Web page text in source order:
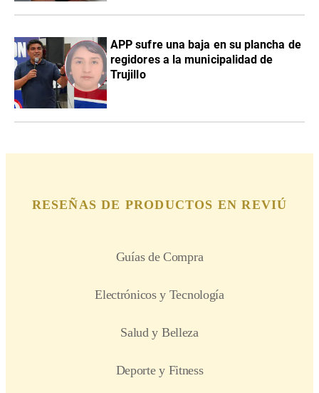
APP sufre una baja en su plancha de
regidores a la municipalidad de
Trujillo